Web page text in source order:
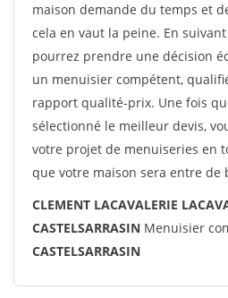
maison demande du temps et
cela en vaut la peine. En
pourrez prendre une décision
un menuisier compétent,
rapport qualité-prix. Une fois
sélectionné le meilleur devis,
votre projet de menuiseries en
que votre maison sera entre de
CLEMENT LACAVALERIE
CASTELSARRASIN Menuisier
CASTELSARRASIN